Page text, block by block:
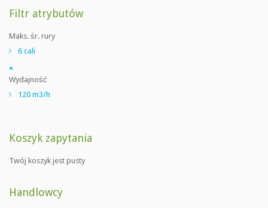
Filtr atrybutów
Maks. śr. rury
6 cali
×
Wydajność
120 m3/h
Koszyk zapytania
Twój koszyk jest pusty
Handlowcy